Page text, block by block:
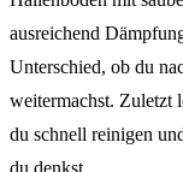
ausreichend
Unterschied, ob du
weitermachst. Zuletzt
du schnell reinigen